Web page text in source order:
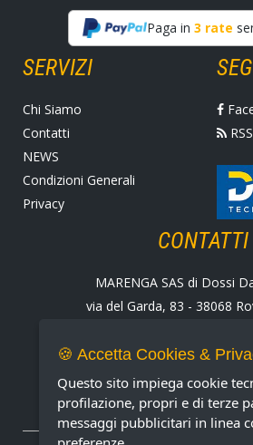
Paga in 3 rate
SERVIZI
Chi Siamo
Contatti
NEWS
Condizioni Generali
Privacy
RSS
CONTATTI
MARENGA SAS di Dossi
via del Garda, 83 - 38068
Fax +39 0464
E-mail:
Partita IVA
🍪 Accetta Cookies &
Questo sito impiega cookie
profilazione, propri e di terze
messaggi pubblicitari in linea